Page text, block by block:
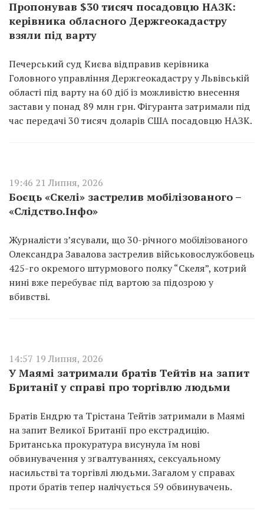
Пропонував $30 тисяч посадовцю НАЗК:
керівника обласного Держгеокадастру
взяли під варту
Печерський суд Києва відправив керівника
Головного управління Держгеокадастру у Львівській
області під варту на 60 діб із можливістю внесення
застави у понад 89 млн грн. Фігуранта затримали під
час передачі 30 тисяч доларів США посадовцю НАЗК.
19:46 21 Липня, 2026
Боєць «Скелі» застрелив мобілізованого –
«Слідство.Інфо»
Журналісти з’ясували, що 30-річного мобілізованого
Олександра Завалова застрелив військовослужбовець
425-го окремого штурмового полку “Скеля”, котрий
нині вже перебуває під вартою за підозрою у
вбивстві.
14:57 19 Липня, 2026
У Маямі затримали братів Тейтів на запит
Британії у справі про торгівлю людьми
Братів Ендрю та Трістана Тейтів затримали в Маямі
на запит Великої Британії про екстрадицію.
Британська прокуратура висунула їм нові
обвинувачення у зґвалтуваннях, сексуальному
насильстві та торгівлі людьми. Загалом у справах
проти братів тепер налічується 59 обвинувачень.